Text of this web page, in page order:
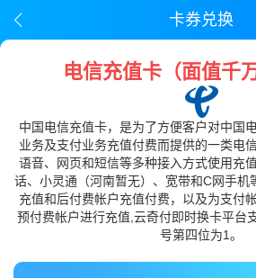
卡券兑换
电信充值卡（面值千
中国电信充值卡，是为了方便客户对中国
业务及支付业务充值付费而提供的一类电
语音、网页和短信等多种接入方式使用充
话、小灵通（河南暂无）、宽带和C网手机
充值和后付费帐户充值付费，以及为支付
预付费帐户进行充值,云奇付即时换卡平台
号第四位为1。